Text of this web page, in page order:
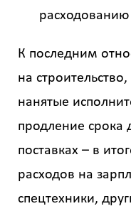
расходованию
К последним
на
нанятые
продление срока
поставках – в
расходов на
спецтехники,